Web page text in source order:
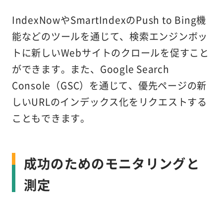
IndexNowやSmartIndexのPush to Bing機
能などのツールを通じて、検索エンジンボッ
トに新しいWebサイトのクロールを促すこと
ができます。また、Google Search
Console（GSC）を通じて、優先ページの新
しいURLのインデックス化をリクエストする
こともできます。
成功のためのモニタリングと
測定